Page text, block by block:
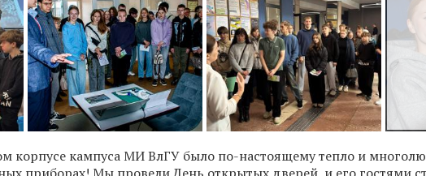
корпусе кампуса МИ ВлГУ было по-настоящему тепло и